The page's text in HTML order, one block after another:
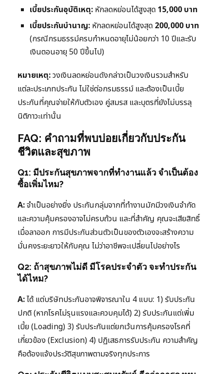
เบี้ยประกันอุบัติเหตุ: หักลดหย่อนได้สูงสุด 15,000 บาท
เบี้ยประกันบำนาญ: หักลดหย่อนได้สูงสุด 200,000 บาท
(กรณีกรมธรรม์ครบกำหนดอายุไม่น้อยกว่า 10 ปีและรับ
เงินตอนอายุ 50 ปีขึ้นไป)
หมายเหตุ:วงเงินลดหย่อนดังกล่าวเป็นวงเงินรวมสำหรับ
แต่ละประเภทประกัน ไม่ใช่ต่อกรมธรรม์ และต้องเป็นเบี้ย
ประกันที่คุณจ่ายให้กับตัวเอง คู่สมรส และบุตรที่ยังไม่บรรลุ
นิติภาวะเท่านั้น
FAQ: คำถามที่พบบ่อยเกี่ยวกับประกัน
ชีวิตและสุขภาพ
Q1: มีประกันสุขภาพจากที่ทำงานแล้ว จำเป็นต้อง
ซื้อเพิ่มไหม?
A:จำเป็นอย่างยิ่ง ประกันกลุ่มจากที่ทำงานมักมีวงเงินจำกัด
และความคุ้มครองอาจไม่ครบถ้วน และที่สำคัญ คุณจะเสียสิทธิ์
เมื่อลาออก การมีประกันส่วนตัวเป็นของตัวเองจะสร้างความ
มั่นคงระยะยาวให้กับคุณ ไม่ว่าอาชีพจะเปลี่ยนไปอย่างไร
Q2: ถ้าสุขภาพไม่ดี มีโรคประจำตัว จะทำประกัน
ได้ไหม?
A:ได้ แต่บริษัทประกันอาจพิจารณาใน 4 แบบ: 1) รับประกัน
ปกติ (หากโรคไม่รุนแรงและควบคุมได้) 2) รับประกันแต่เพิ่ม
เบี้ย (Loading) 3) รับประกันแต่ยกเว้นการคุ้มครองโรคที่
เกี่ยวข้อง (Exclusion) 4) ปฏิเสธการรับประกัน ความสำคัญ
คือต้องแจ้งประวัติสุขภาพตามจริงทุกประการ